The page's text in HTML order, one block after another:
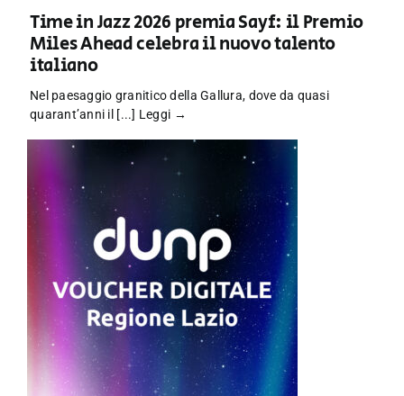
Time in Jazz 2026 premia Sayf: il Premio
Miles Ahead celebra il nuovo talento
italiano
Nel paesaggio granitico della Gallura, dove da quasi
quarant’anni il [...] Leggi →